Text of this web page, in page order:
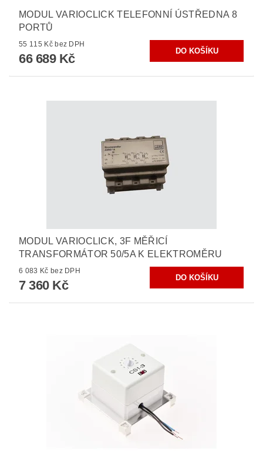
MODUL VARIOCLICK TELEFONNÍ ÚSTŘEDNA 8
PORTŮ
55 115 Kč bez DPH
66 689 Kč
MODUL VARIOCLICK, 3F MĚŘICÍ
TRANSFORMÁTOR 50/5A K ELEKTROMĚRU
6 083 Kč bez DPH
7 360 Kč